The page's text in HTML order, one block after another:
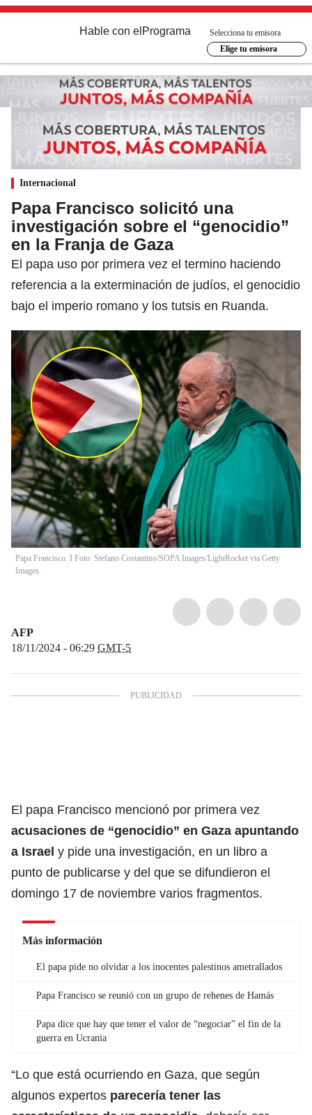
Hable con el Programa
Selecciona tu emisora
Elige tu emisora
Internacional
Papa Francisco solicitó una
investigación sobre el “genocidio”
en la Franja de Gaza
El papa uso por primera vez el termino haciendo
referencia a la exterminación de judíos, el genocidio
bajo el imperio romano y los tutsis en Ruanda.
Papa Francisco. I Foto: Stefano Costantino/SOPA Images/LightRocket via Getty
Images.
AFP
18/11/2024 - 06:29 GMT-5
El papa Francisco mencionó por primera vez
acusaciones de “genocidio” en Gaza apuntando
a Israel y pide una investigación, en un libro a
punto de publicarse y del que se difundieron el
domingo 17 de noviembre varios fragmentos.
Más información
El papa pide no olvidar a los inocentes palestinos ametrallados
Papa Francisco se reunió con un grupo de rehenes de Hamás
Papa dice que hay que tener el valor de “negociar” el fin de la
guerra en Ucrania
“Lo que está ocurriendo en Gaza, que según
algunos expertos parecería tener las